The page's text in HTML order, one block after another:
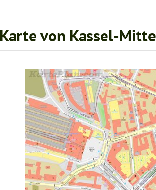
Karte von Kassel-Mitte